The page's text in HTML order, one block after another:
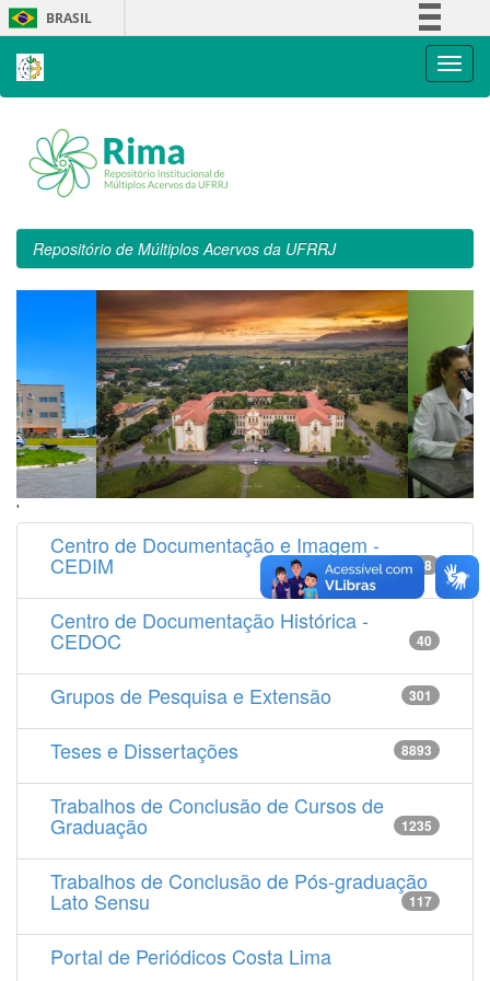
Skip
navigation
BRASIL
Repositório de Múltiplos Acervos da UFRRJ
'
Centro de Documentação e Imagem -
CEDIM 14538
Centro de Documentação Histórica -
CEDOC 40
Grupos de Pesquisa e Extensão 301
Teses e Dissertações 8893
Trabalhos de Conclusão de Cursos de
Graduação 1235
Trabalhos de Conclusão de Pós-graduação
Lato Sensu 117
Portal de Periódicos Costa Lima